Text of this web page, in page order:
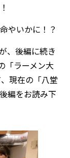
やいかに！？
、後編に続き
「ラーメン大
現在の「八堂
編をお読み下